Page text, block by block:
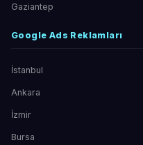
Gaziantep
Google Ads Reklamları
İstanbul
Ankara
İzmir
Bursa